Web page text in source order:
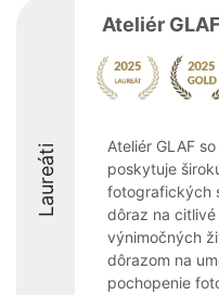
Laureáti
Ateliér GLAF
Ateliér GLAF
poskytuje
fotografických
dôraz na
výnimočných
dôrazom na
pochopenie